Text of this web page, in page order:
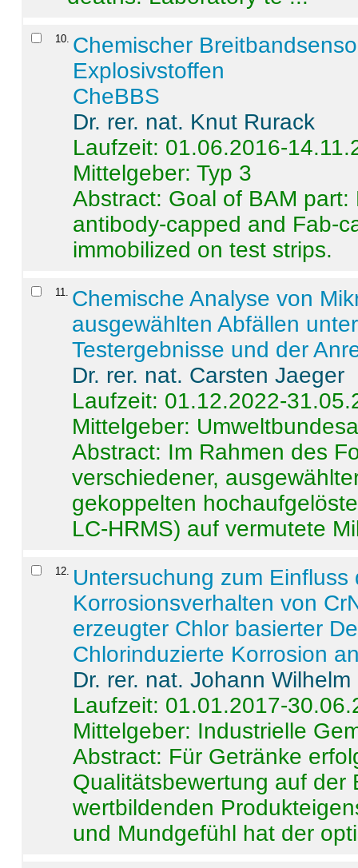
10 Chemischer
Explosivstoffen
CheBBS
Dr. rer. nat. Knut Rurack
Laufzeit: 01.06.2016-
Mittelgeber: Typ 3
Abstract: Goal of BAM
antibody-capped and Fab-
immobilized on test strips.
11
Chemische Analyse von
ausgewählten Abfällen
Testergebnisse und der
Dr. rer. nat. Carsten Jaeger
Laufzeit: 01.12.2022-
Mittelgeber:
Abstract: Im Rahmen des
verschiedener,
gekoppelten
LC-HRMS) auf vermutete
12
Untersuchung zum
Korrosionsverhalten von
erzeugter Chlor basierter
Chlorinduzierte Korrosion
Dr. rer. nat. Johann
Laufzeit: 01.01.2017-
Mittelgeber: Industrielle
Abstract: Für Getränke
Qualitätsbewertung auf der
wertbildenden
und Mundgefühl hat der